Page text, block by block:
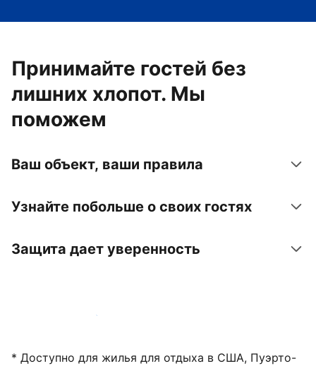
Принимайте гостей без
лишних хлопот. Мы
поможем
Ваш объект, ваши правила
Узнайте побольше о своих гостях
Защита дает уверенность
Зарегистрировать объект
* Доступно для жилья для отдыха в США, Пуэрто-